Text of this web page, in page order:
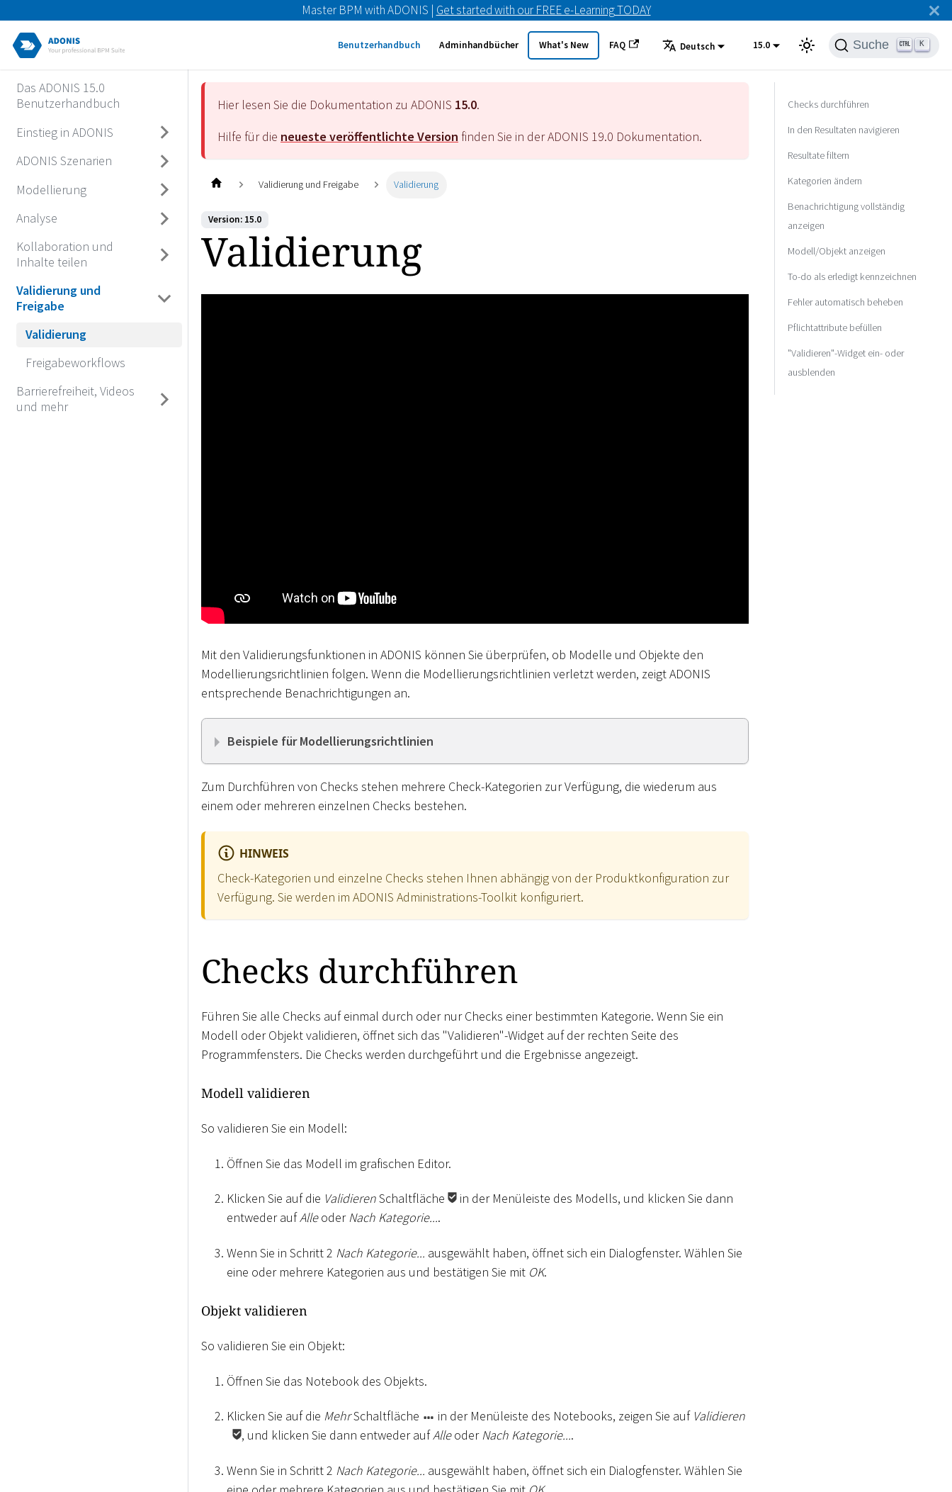
Master BPM with ADONIS | Get started with our FREE e-Learning TODAY
Benutzerhandbuch Adminhandbücher What's New FAQ Deutsch 15.0 Suche K
Das ADONIS 15.0
Benutzerhandbuch
Einstieg in ADONIS
ADONIS Szenarien
Modellierung
Analyse
Kollaboration und
Inhalte teilen
Validierung und
Freigabe
Validierung
Freigabeworkflows
Barrierefreiheit, Videos
und mehr
Hier lesen Sie die Dokumentation zu ADONIS 15.0.
Hilfe für die neueste veröffentlichte Version finden Sie in der ADONIS 19.0 Dokumentation.
Validierung und Freigabe Validierung
Version: 15.0
Validierung
Mit den Validierungsfunktionen in ADONIS können Sie überprüfen, ob Modelle und Objekte den
Modellierungsrichtlinien folgen. Wenn die Modellierungsrichtlinien verletzt werden, zeigt ADONIS
entsprechende Benachrichtigungen an.
Beispiele für Modellierungsrichtlinien
Zum Durchführen von Checks stehen mehrere Check-Kategorien zur Verfügung, die wiederum aus
einem oder mehreren einzelnen Checks bestehen.
HINWEIS
Check-Kategorien und einzelne Checks stehen Ihnen abhängig von der Produktkonfiguration zur
Verfügung. Sie werden im ADONIS Administrations-Toolkit konfiguriert.
Checks durchführen
Führen Sie alle Checks auf einmal durch oder nur Checks einer bestimmten Kategorie. Wenn Sie ein
Modell oder Objekt validieren, öffnet sich das "Validieren"-Widget auf der rechten Seite des
Programmfensters. Die Checks werden durchgeführt und die Ergebnisse angezeigt.
Modell validieren
So validieren Sie ein Modell:
Öffnen Sie das Modell im grafischen Editor.
Klicken Sie auf die ValidierenSchaltfläche
in der Menüleiste des Modells, und klicken Sie dann
entweder aufAlleoderNach Kategorie....
Wenn Sie in Schritt 2 Nach Kategorie... ausgewählt haben, öffnet sich ein Dialogfenster. Wählen Sie
eine oder mehrere Kategorien aus und bestätigen Sie mit OK.
Objekt validieren
So validieren Sie ein Objekt:
Öffnen Sie das Notebook des Objekts.
Klicken Sie auf die MehrSchaltfläche in der Menüleiste des Notebooks, zeigen Sie auf Validieren
, und klicken Sie dann entweder aufAlleoderNach Kategorie....
Wenn Sie in Schritt 2 Nach Kategorie... ausgewählt haben, öffnet sich ein Dialogfenster. Wählen Sie
Checks durchführen
In den Resultaten navigieren
Resultate filtern
Kategorien ändern
Benachrichtigung vollständig
anzeigen
Modell/Objekt anzeigen
To-do als erledigt kennzeichnen
Fehler automatisch beheben
Pflichtattribute befüllen
"Validieren"-Widget ein- oder
ausblenden